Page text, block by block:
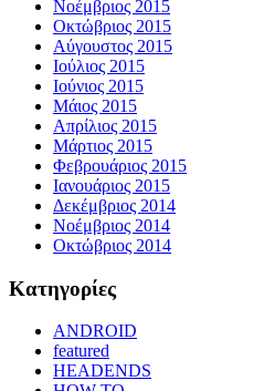
Νοέμβριος 2015
Οκτώβριος 2015
Αύγουστος 2015
Ιούλιος 2015
Ιούνιος 2015
Μάιος 2015
Απρίλιος 2015
Μάρτιος 2015
Φεβρουάριος 2015
Ιανουάριος 2015
Δεκέμβριος 2014
Νοέμβριος 2014
Οκτώβριος 2014
Kατηγορίες
ANDROID
featured
HEADENDS